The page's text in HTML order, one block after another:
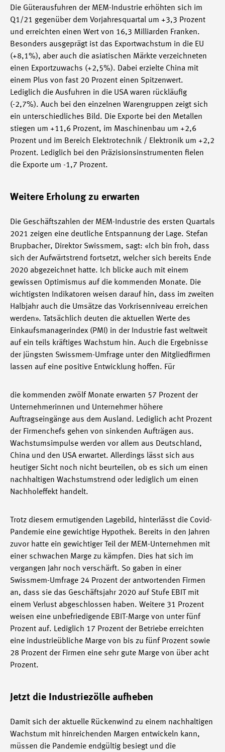
Die Güterausfuhren der MEM-Industrie erhöhten sich im
Q1/21 gegenüber dem Vorjahresquartal um +3,3 Prozent
und erreichten einen Wert von 16,3 Milliarden Franken.
Besonders ausgeprägt ist das Exportwachstum in die EU
(+8,1%), aber auch die asiatischen Märkte verzeichneten
einen Exportzuwachs (+2,5%). Dabei erzielte China mit
einem Plus von fast 20 Prozent einen Spitzenwert.
Lediglich die Ausfuhren in die USA waren rückläufig
(-2,7%). Auch bei den einzelnen Warengruppen zeigt sich
ein unterschiedliches Bild. Die Exporte bei den Metallen
stiegen um +11,6 Prozent, im Maschinenbau um +2,6
Prozent und im Bereich Elektrotechnik / Elektronik um +2,2
Prozent. Lediglich bei den Präzisionsinstrumenten fielen
die Exporte um -1,7 Prozent.
Weitere Erholung zu erwarten
Die Geschäftszahlen der MEM-Industrie des ersten Quartals
2021 zeigen eine deutliche Entspannung der Lage. Stefan
Brupbacher, Direktor Swissmem, sagt: «Ich bin froh, dass
sich der Aufwärtstrend fortsetzt, welcher sich bereits Ende
2020 abgezeichnet hatte. Ich blicke auch mit einem
gewissen Optimismus auf die kommenden Monate. Die
wichtigsten Indikatoren weisen darauf hin, dass im zweiten
Halbjahr auch die Umsätze das Vorkrisenniveau erreichen
werden». Tatsächlich deuten die aktuellen Werte des
Einkaufsmanagerindex (PMI) in der Industrie fast weltweit
auf ein teils kräftiges Wachstum hin. Auch die Ergebnisse
der jüngsten Swissmem-Umfrage unter den Mitgliedfirmen
lassen auf eine positive Entwicklung hoffen. Für
die kommenden zwölf Monate erwarten 57 Prozent der
Unternehmerinnen und Unternehmer höhere
Auftragseingänge aus dem Ausland. Lediglich acht Prozent
der Firmenchefs gehen von sinkenden Aufträgen aus.
Wachstumsimpulse werden vor allem aus Deutschland,
China und den USA erwartet. Allerdings lässt sich aus
heutiger Sicht noch nicht beurteilen, ob es sich um einen
nachhaltigen Wachstumstrend oder lediglich um einen
Nachholeffekt handelt.
Trotz diesem ermutigenden Lagebild, hinterlässt die Covid-
Pandemie eine gewichtige Hypothek. Bereits in den Jahren
zuvor hatte ein gewichtiger Teil der MEM-Unternehmen mit
einer schwachen Marge zu kämpfen. Dies hat sich im
vergangen Jahr noch verschärft. So gaben in einer
Swissmem-Umfrage 24 Prozent der antwortenden Firmen
an, dass sie das Geschäftsjahr 2020 auf Stufe EBIT mit
einem Verlust abgeschlossen haben. Weitere 31 Prozent
weisen eine unbefriedigende EBIT-Marge von unter fünf
Prozent auf. Lediglich 17 Prozent der Betriebe erreichten
eine industrieübliche Marge von bis zu fünf Prozent sowie
28 Prozent der Firmen eine sehr gute Marge von über acht
Prozent.
Jetzt die Industriezölle aufheben
Damit sich der aktuelle Rückenwind zu einem nachhaltigen
Wachstum mit hinreichenden Margen entwickeln kann,
müssen die Pandemie endgültig besiegt und die